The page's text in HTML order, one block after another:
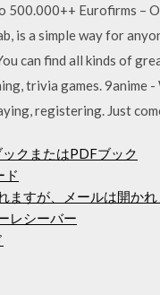
500.000++ Eurofirms –
is a simple way for
can find all kinds of
trivia games. 9anime
registering. Just
クまたはPDFブック
ド
ますが、メールは開かれ
レシーバー